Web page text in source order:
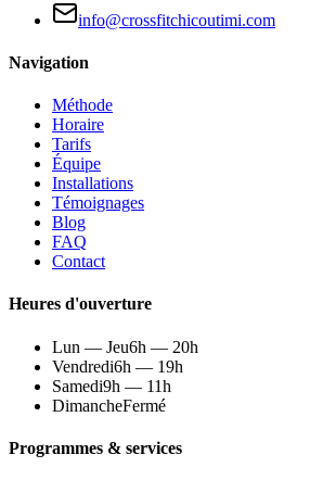
info@crossfitchicoutimi.com
Navigation
Méthode
Horaire
Tarifs
Équipe
Installations
Témoignages
Blog
FAQ
Contact
Heures d'ouverture
Lun — Jeu6h — 20h
Vendredi6h — 19h
Samedi9h — 11h
DimancheFermé
Programmes & services